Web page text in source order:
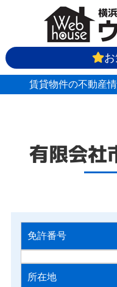
賃貸物件の不動産
有限会社
免許番号
所在地